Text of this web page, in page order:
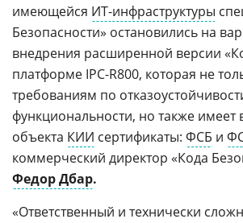
имеющейся ИТ-инфраструктуры
Безопасности» остановились на
внедрения расширенной версии
платформе IPC-R800, которая не
требованиям по
функциональности, но также имеет
объекта КИИ сертификаты: ФСБ и
коммерческий директор «Кода
Федор Дбар.
«Ответственный и технически